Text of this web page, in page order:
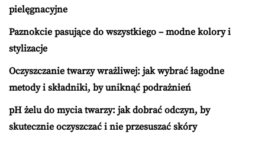
pielęgnacyjne
Paznokcie pasujące do wszystkiego – modne kolory i
stylizacje
Oczyszczanie twarzy wrażliwej: jak wybrać łagodne
metody i składniki, by uniknąć podrażnień
pH żelu do mycia twarzy: jak dobrać odczyn, by
skutecznie oczyszczać i nie przesuszać skóry